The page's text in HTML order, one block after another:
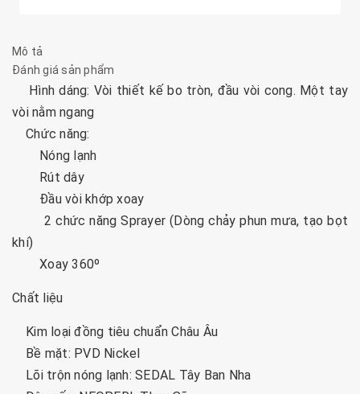
Mô tả
Đánh giá sản phẩm
Hình dáng: Vòi thiết kế bo tròn, đầu vòi cong. Một tay
vòi nằm ngang
Chức năng:
Nóng lạnh
Rút dây
Đầu vòi khớp xoay
2 chức năng Sprayer (Dòng chảy phun mưa, tạo bọt
khí)
Xoay 360º
Chất liệu
Kim loại đồng tiêu chuẩn Châu Âu
Bề mặt: PVD Nickel
Lõi trộn nóng lạnh: SEDAL Tây Ban Nha